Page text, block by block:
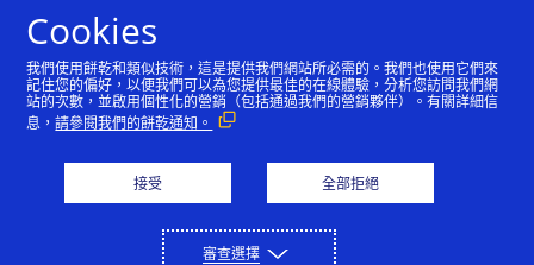
事業發展 普惠金融 投資者關係 新聞資料
Cookies
我們使用餅乾和類似技術，這是提供我們網站所必需的。我們也使用它們來
記住您的偏好，以便我們可以為您提供最佳的在線體驗，分析您訪問我們網
站的次數，並啟用個性化的營銷（包括通過我們的營銷夥伴）。有關詳細信
息，請參閱我們的餅乾通知。
接受 全部拒絕
審查選擇